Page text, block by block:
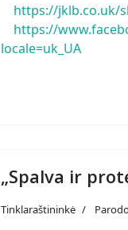
https://jklb.co.uk/
https://
locale=uk_UA
„Spalva ir
Tinklaraštininkė